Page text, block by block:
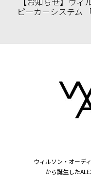
ピーカーシステム
ウィルソン・オーデ
から誕生した